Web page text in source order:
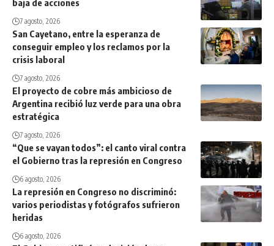
baja de acciones
7 agosto, 2026
San Cayetano, entre la esperanza de
conseguir empleo y los reclamos por la
crisis laboral
7 agosto, 2026
El proyecto de cobre más ambicioso de
Argentina recibió luz verde para una obra
estratégica
7 agosto, 2026
“Que se vayan todos”: el canto viral contra
el Gobierno tras la represión en Congreso
6 agosto, 2026
La represión en Congreso no discriminó:
varios periodistas y fotógrafos sufrieron
heridas
6 agosto, 2026